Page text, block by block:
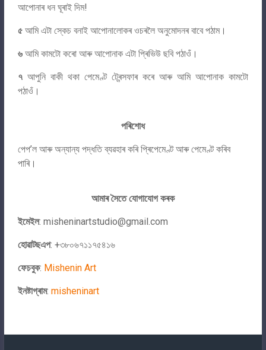
আপোনাৰ ধন ঘূৰাই দিম!
৫আমি এটা স্কেচ বনাই আপোনালোকৰ ওচৰলৈ অনুমোদনৰ বাবে পঠাম।
৬আমি কামটো কৰো আৰু আপোনাক এটা প্ৰিভিউ ছবি পঠাওঁ।
৭আপুনি বাকী থকা পেমেণ্ট ট্ৰেন্সফাৰ কৰে আৰু আমি আপোনাক কামটো
পঠাওঁ।
পৰিশোধ
পেপ’ল আৰু অন্যান্য পদ্ধতি ব্যৱহাৰ কৰি প্ৰিপেমেণ্ট আৰু পেমেণ্ট কৰিব
পাৰি।
আমাৰ সৈতে যোগাযোগ কৰক
ইমেইল: misheninartstudio@gmail.com
হোৱাটছএপ: +৩৮০৬৭১১৭৫৪১৬
ফেচবুক: Mishenin Art
ইনষ্টাগ্ৰাম: misheninart